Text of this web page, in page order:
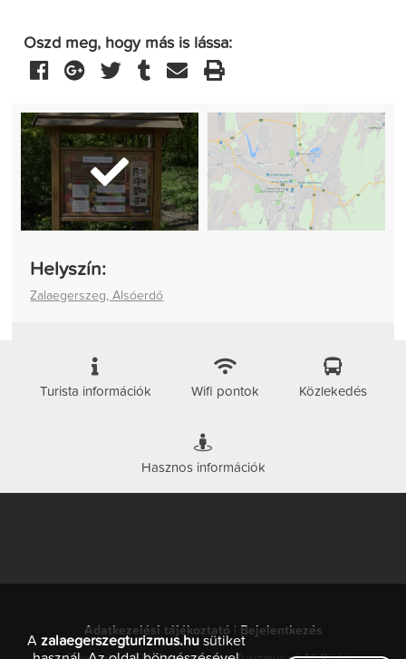
Oszd meg, hogy más is lássa:
Helyszín:
Zalaegerszeg, Alsóerdő
Turista információk Wifi pontok Közlekedés
Hasznos információk
Adatkezelési tájékoztató Bejelentkezés
A zalaegerszegturizmus.husütiket